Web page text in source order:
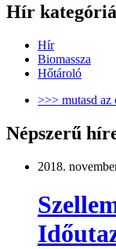
Hír
Hír
Biomassza
Hőtároló
>>> mutasd az
Népszerű
2018.